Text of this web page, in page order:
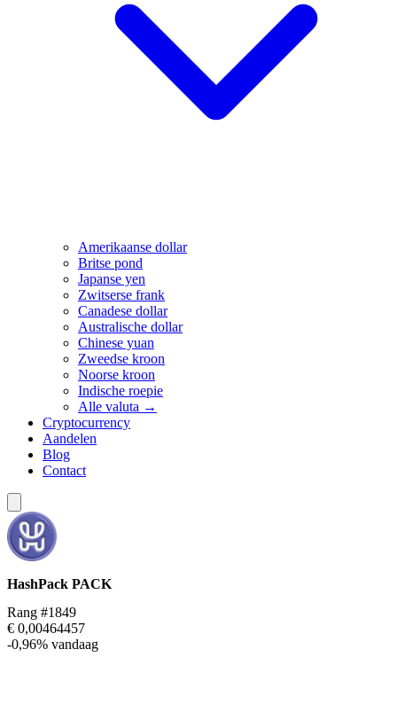
Amerikaanse dollar
Britse pond
Japanse yen
Zwitserse frank
Canadese dollar
Australische dollar
Chinese yuan
Zweedse kroon
Noorse kroon
Indische roepie
Alle valuta →
Cryptocurrency
Aandelen
Blog
Contact
HashPack PACK
Rang #1849
€ 0,00464457
-0,96% vandaag